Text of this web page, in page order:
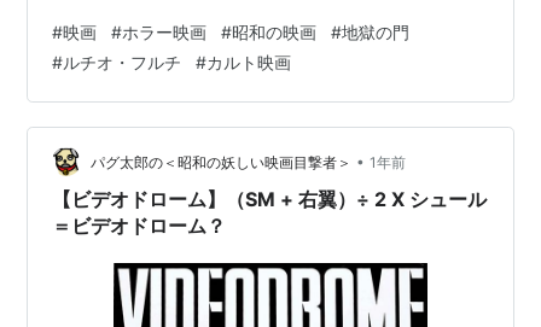
（1980/日本未公開）。 もうね、タイトルからしてアレ
ですよね。 ちなみ日本のビデオ会社が付けた邦題はウケ
狙いではなく、英語題の直訳。 （更に言えば英語題も
「THE GATES OF HELL」と「CITY OF THE LIVING
DEAD」の二種があります） そんな映画ですか、「いつ
か…
#映画 #ホラー映画 #昭和の映画 #地獄の門
#ルチオ・フルチ #カルト映画
パグ太郎の＜昭和の妖しい映画目撃者＞ • 1年前
【ビデオドローム】（SM + 右翼）÷ 2 X シュール
＝ビデオドローム？